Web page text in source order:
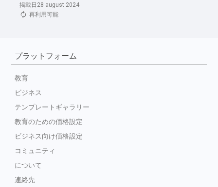
掲載日28 august 2024
再利用可能
プラットフォーム
教育
ビジネス
テンプレートギャラリー
教育のための価格設定
ビジネス向け価格設定
コミュニティ
について
連絡先